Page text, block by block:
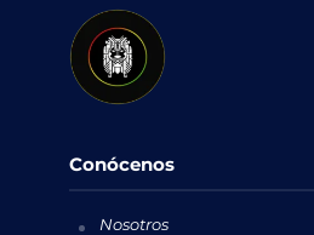
Conócenos
Nosotros